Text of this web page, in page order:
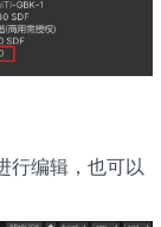
行编辑，也可以